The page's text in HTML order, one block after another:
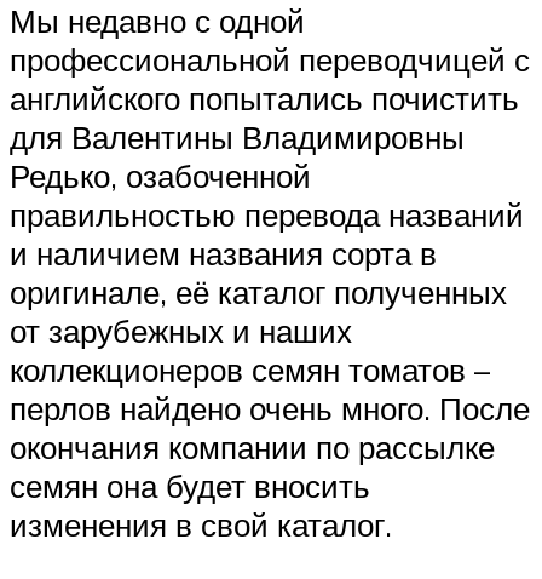
Мы недавно с одной
профессиональной переводчицей с
английского попытались почистить
для Валентины Владимировны
Редько, озабоченной
правильностью перевода названий
и наличием названия сорта в
оригинале, её каталог полученных
от зарубежных и наших
коллекционеров семян томатов –
перлов найдено очень много. После
окончания компании по рассылке
семян она будет вносить
изменения в свой каталог.